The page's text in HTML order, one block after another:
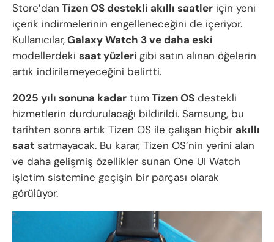
Store’dan Tizen OS destekli akıllı saatler için yeni
içerik indirmelerinin engelleneceğini de içeriyor.
Kullanıcılar,Galaxy Watch 3 ve daha eski
modellerdeki saat yüzleri gibi satın alınan öğelerin
artık indirilemeyeceğini belirtti.
2025 yılı sonuna kadar tüm Tizen OS destekli
hizmetlerin durdurulacağı bildirildi. Samsung, bu
tarihten sonra artık Tizen OS ile çalışan hiçbir akıllı
saat satmayacak. Bu karar, Tizen OS’nin yerini alan
ve daha gelişmiş özellikler sunan One UI Watch
işletim sistemine geçişin bir parçası olarak
görülüyor.